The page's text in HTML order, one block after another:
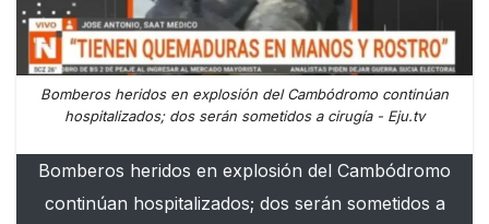
Bomberos heridos en explosión del Cambódromo continúan
hospitalizados; dos serán sometidos a cirugía - Eju.tv
Bomberos heridos en explosión del Cambódromo
continúan hospitalizados; dos serán sometidos a